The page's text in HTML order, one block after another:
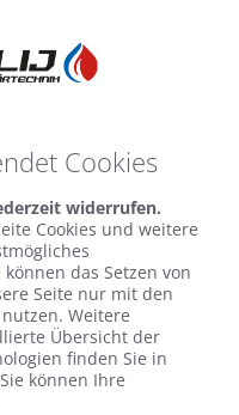
Cookies
widerrufen.
Cookies und weitere
das Setzen von
Seite nur mit den
Weitere
Übersicht der
finden Sie in
können Ihre